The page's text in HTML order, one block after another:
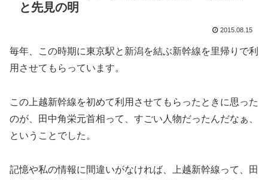
と先見の明
2015.08.15
毎年、この時期に東京駅と新潟を結ぶ新幹線を里帰りで利
用させてもらっています。
この上越新幹線を初めて利用させてもらったときに思った
のが、田中角栄元首相って、すごい人物だったんだなぁ、
ということでした。
記憶や私の情報に間違いがなければ、上越新幹線って、田